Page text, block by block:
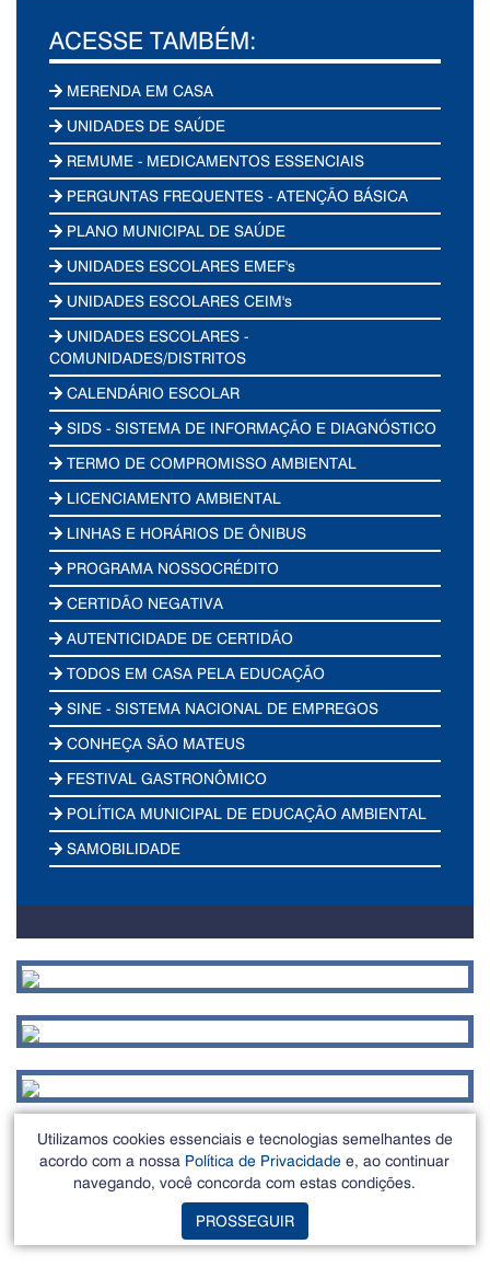
ACESSE TAMBÉM:
MERENDA EM CASA
UNIDADES DE SAÚDE
REMUME - MEDICAMENTOS ESSENCIAIS
PERGUNTAS FREQUENTES - ATENÇÃO BÁSICA
PLANO MUNICIPAL DE SAÚDE
UNIDADES ESCOLARES EMEF's
UNIDADES ESCOLARES CEIM's
UNIDADES ESCOLARES -
COMUNIDADES/DISTRITOS
CALENDÁRIO ESCOLAR
SIDS - SISTEMA DE INFORMAÇÃO E DIAGNÓSTICO
TERMO DE COMPROMISSO AMBIENTAL
LICENCIAMENTO AMBIENTAL
LINHAS E HORÁRIOS DE ÔNIBUS
PROGRAMA NOSSOCRÉDITO
CERTIDÃO NEGATIVA
AUTENTICIDADE DE CERTIDÃO
TODOS EM CASA PELA EDUCAÇÃO
SINE - SISTEMA NACIONAL DE EMPREGOS
CONHEÇA SÃO MATEUS
FESTIVAL GASTRONÔMICO
POLÍTICA MUNICIPAL DE EDUCAÇÃO AMBIENTAL
SAMOBILIDADE
Utilizamos cookies essenciais e tecnologias semelhantes de
acordo com a nossa Política de Privacidade e, ao continuar
navegando, você concorda com estas condições.
PROSSEGUIR